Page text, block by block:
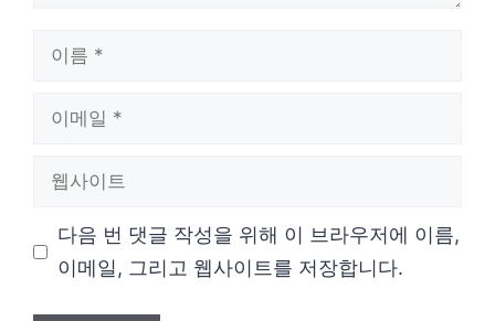
다음 번 댓글 작성을 위해 이 브라우저에 이름,
이메일, 그리고 웹사이트를 저장합니다.